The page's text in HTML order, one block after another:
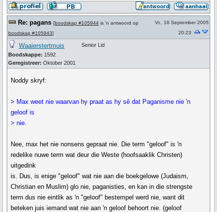
Re: pagans [boodskap #105944 is 'n antwoord op
boodskap #105943]
Vr., 16 September 2005
20:23
Waaierstertmuis
Boodskappe: 1592
Geregistreer: Oktober 2001
Senior Lid
Noddy skryf:
> Max weet nie waarvan hy praat as hy sê dat Paganisme nie 'n
geloof is
> nie.
Nee, max het nie nonsens gepraat nie. Die term "geloof" is 'n
redelike nuwe term wat deur die Weste (hoofsaaklik Christen)
uitgedink
is. Dus, is enige "geloof" wat nie aan die boekgelowe (Judaism,
Christian en Muslim) glo nie, paganisties, en kan in die strengste
term dus nie eintlik as 'n "geloof" bestempel werd nie, want dit
beteken juis iemand wat nie aan 'n geloof behoort nie. (geloof